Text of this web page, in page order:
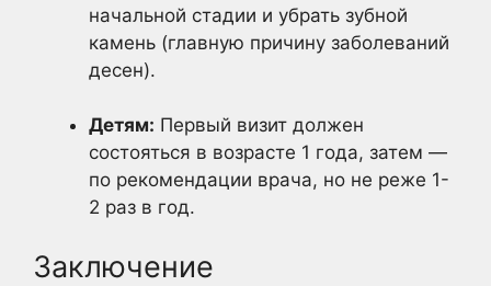
начальной стадии и убрать зубной
камень (главную причину заболеваний
десен).
Детям: Первый визит должен
состояться в возрасте 1 года, затем —
по рекомендации врача, но не реже 1-
2 раз в год.
Заключение